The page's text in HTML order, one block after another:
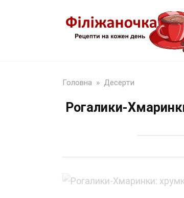
Головна » Десерти
Рогалики-